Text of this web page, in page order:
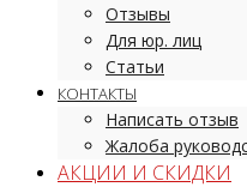
Отзывы
Для юр. лиц
Статьи
КОНТАКТЫ
Написать отзыв
Жалоба
АКЦИИ И СКИДКИ